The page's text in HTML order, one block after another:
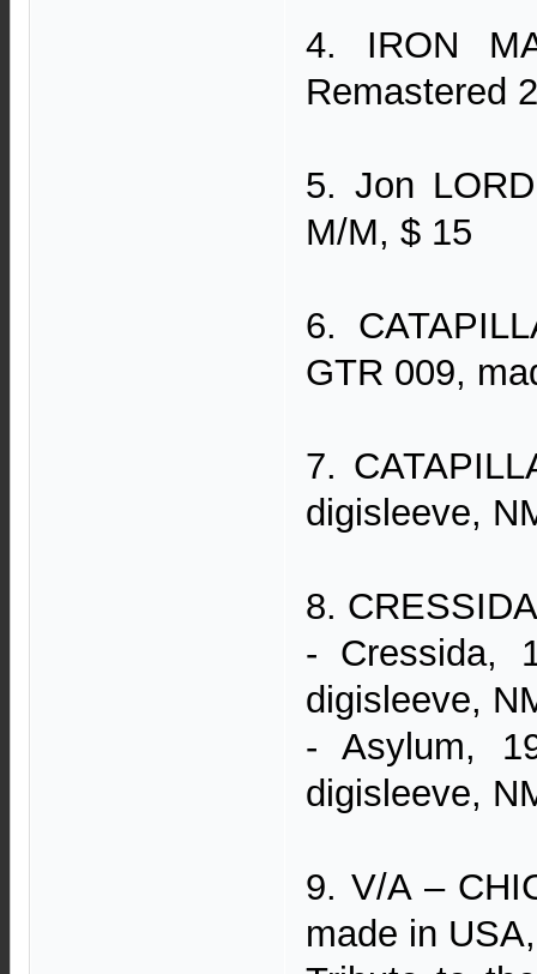
4. IRON
Remastered
5. Jon
M/M, $ 15
6.
GTR 009,
7.
digisleeve,
8.
- Cressida,
digisleeve,
- Asylum,
digisleeve,
9. V/A –
made in